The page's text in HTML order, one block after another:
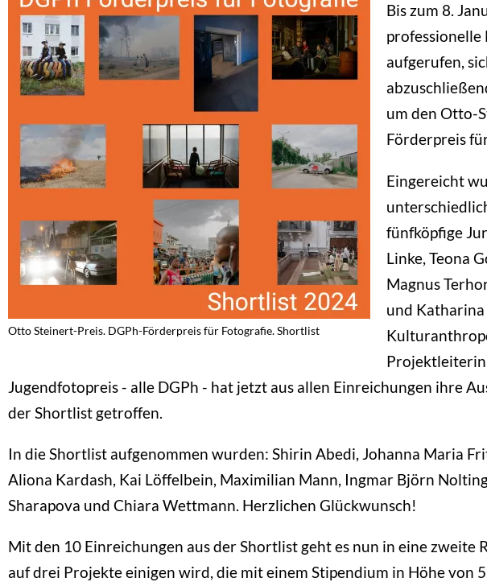
Otto Steinert-Preis. DGPh-Förderpreis für Fotografie. Shortlist
Bis zum 8.
aufgerufen,
um den Otto-
Förderpreis
Eingereicht
fünfköpfige
Linke, Teona
Magnus
und Katharina
Jugendfotopreis - alle DGPh - hat jetzt aus allen Einreichungen ihre
der Shortlist getroffen.
In die Shortlist aufgenommen wurden: Shirin Abedi, Johanna Maria
Aliona Kardash, Kai Löffelbein, Maximilian Mann, Ingmar Björn
Sharapova und Chiara Wettmann. Herzlichen Glückwunsch!
Mit den 10 Einreichungen aus der Shortlist geht es nun in eine zweite
auf drei Projekte einigen wird, die mit einem Stipendium in Höhe von